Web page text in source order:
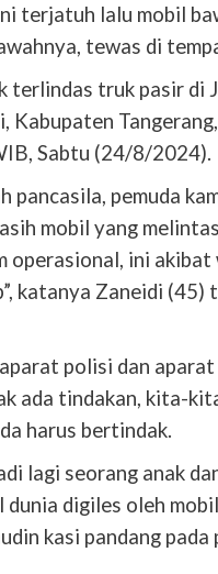
terjatuh lalu mobil
tewas di
terlindas truk pasir di
Kabupaten
Sabtu (24/8/2024).
pancasila, pemuda
mobil yang melintas
operasional, ini akibat
katanya Zaneidi (45)
polisi dan aparat
ada tindakan, kita-
harus bertindak.
lagi seorang anak
dunia digiles oleh
kasi pandang pada